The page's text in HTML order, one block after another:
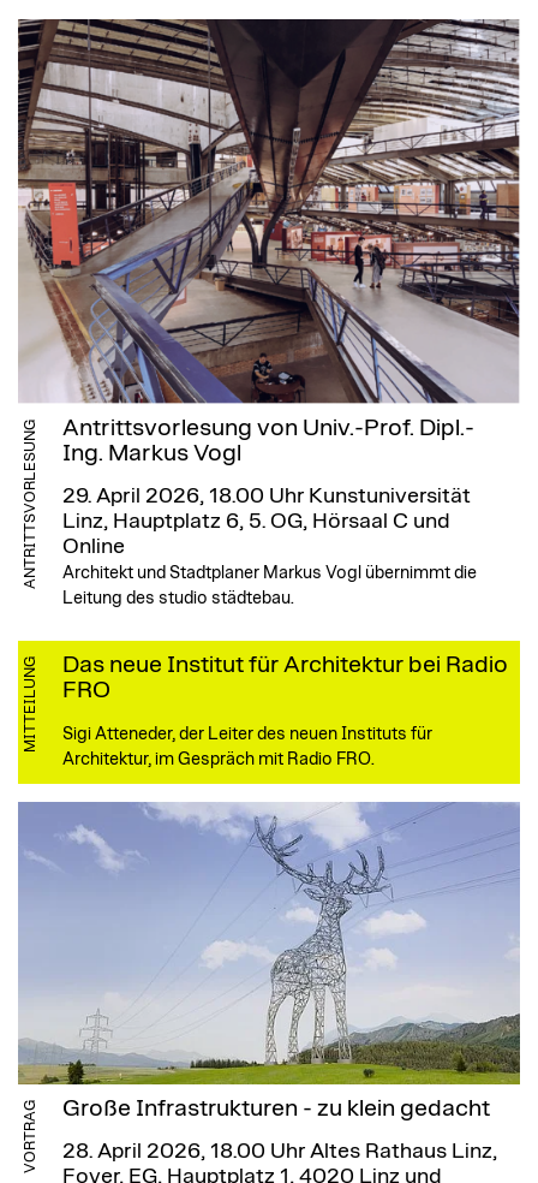
ANTRITTSVORLESUNG
Antrittsvorlesung von Univ.-Prof. Dipl.-
Ing. Markus Vogl
29. April 2026, 18.00 Uhr Kunstuniversität
Linz, Hauptplatz 6, 5. OG, Hörsaal C und
Online
Architekt und Stadtplaner Markus Vogl übernimmt die
Leitung des studio städtebau.
MITTEILUNG
Das neue Institut für Architektur bei Radio
FRO
Sigi Atteneder, der Leiter des neuen Instituts für
Architektur, im Gespräch mit Radio FRO.
VORTRAG Große Infrastrukturen - zu klein gedacht
28. April 2026, 18.00 Uhr Altes Rathaus Linz,
Foyer, EG, Hauptplatz 1, 4020 Linz und